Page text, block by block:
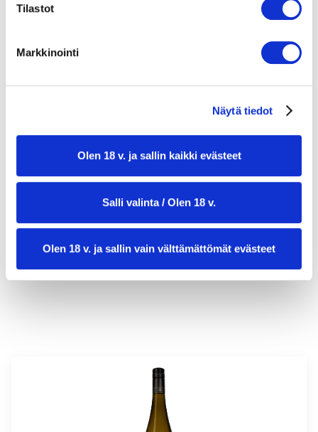
Tilastot
Markkinointi
Näytä tiedot
Olen 18 v. ja sallin kaikki evästeet
Salli valinta / Olen 18 v.
Olen 18 v. ja sallin vain välttämättömät evästeet
1 dl kauraruokakermaa
valmistusaika: 20 min
annosmäärä :6